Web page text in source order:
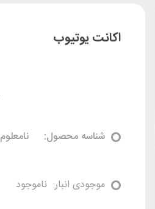
اکانت یوتیوب
شناسه محصول: نامعلوم
موجودی انبار: ناموجود